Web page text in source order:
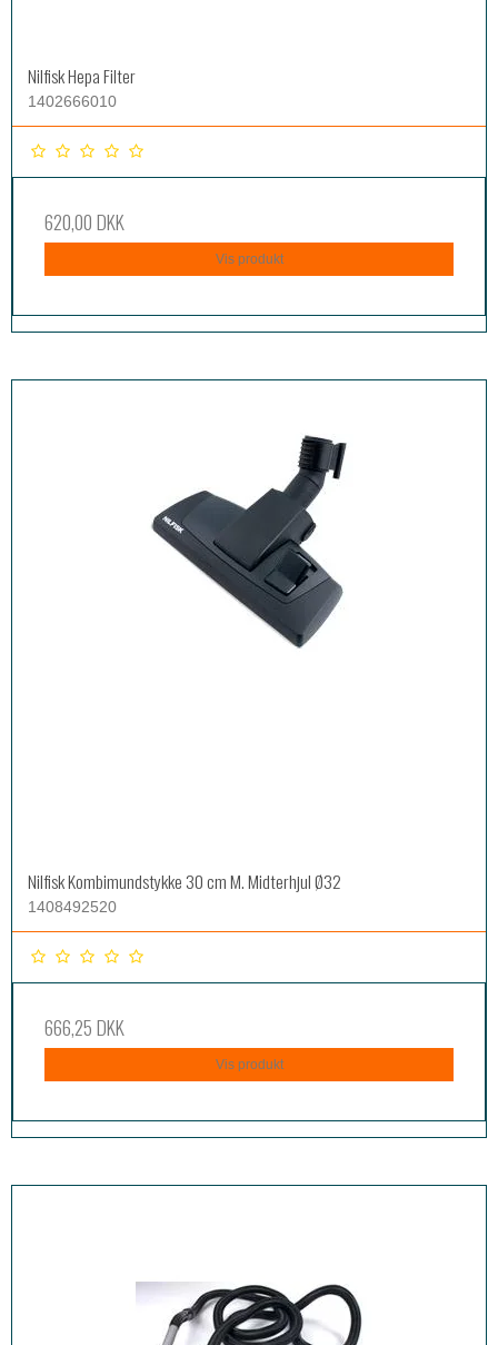
Nilfisk Hepa Filter
1402666010
620,00 DKK
Vis produkt
Nilfisk Kombimundstykke 30 cm M. Midterhjul Ø32
1408492520
666,25 DKK
Vis produkt